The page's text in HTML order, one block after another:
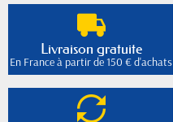
Livraison gratuite
En France à partir de 150 € d'achats